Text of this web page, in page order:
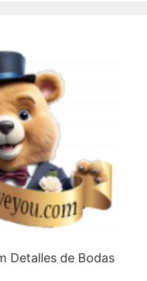
Detalles de Bodas